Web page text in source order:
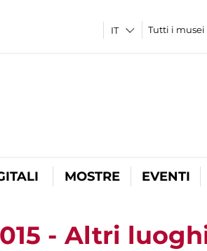
Tutti i musei
MOSTRE EVENTI
- Altri